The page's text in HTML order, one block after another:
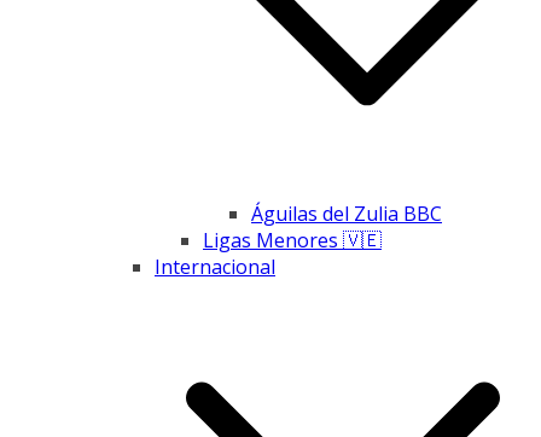
Águilas del Zulia BBC
Ligas Menores 🇻🇪
Internacional